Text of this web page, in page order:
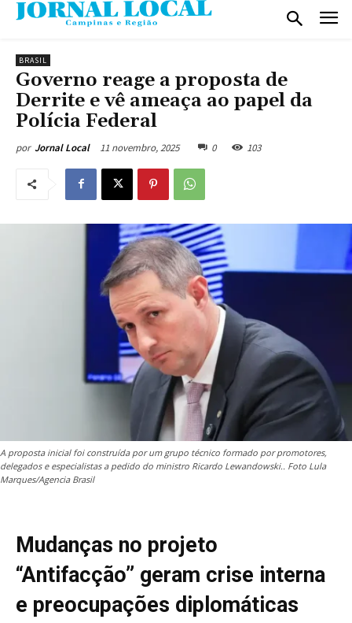
BRASIL
Governo reage a proposta de
Derrite e vê ameaça ao papel da
Polícia Federal
por Jornal Local 11 novembro, 2025 0 103
A proposta inicial foi construída por um grupo técnico formado por promotores,
delegados e especialistas a pedido do ministro Ricardo Lewandowski.. Foto Lula
Marques/Agencia Brasil
Mudanças no projeto
“Antifacção” geram crise interna
e preocupações diplomáticas